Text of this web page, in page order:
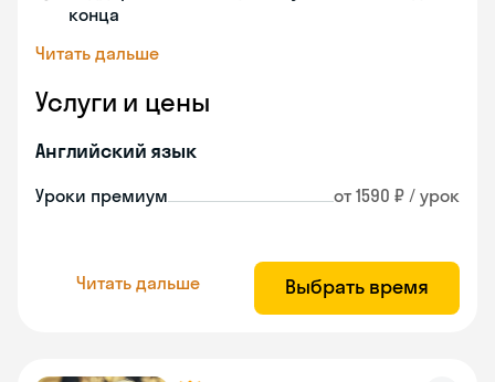
конца
Читать дальше
Услуги и цены
Английский язык
Уроки премиум от 1590 ₽ / урок
Читать дальше Выбрать время